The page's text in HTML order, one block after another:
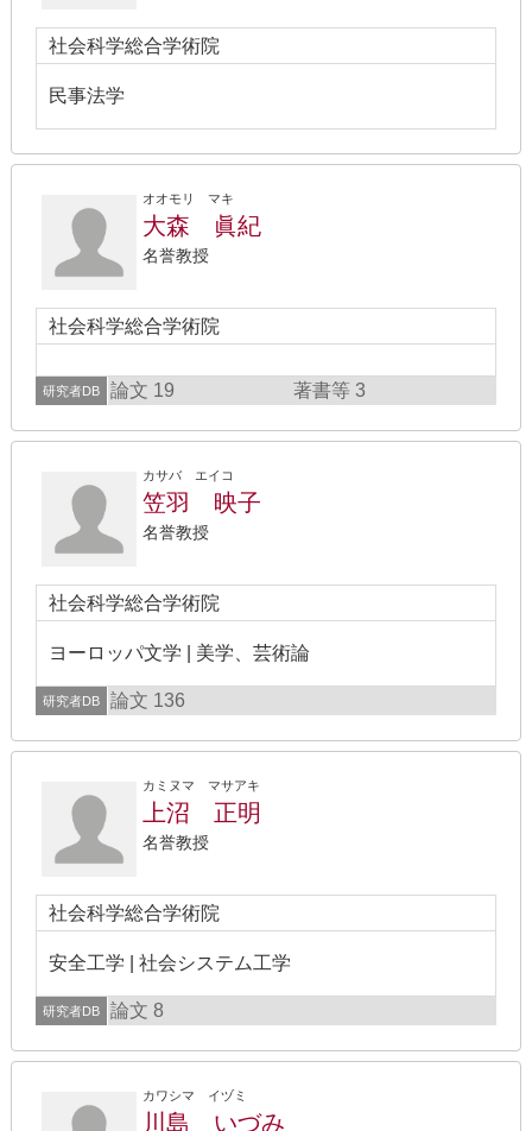
社会科学総合学術院
民事法学
オオモリ マキ
大森 眞紀
名誉教授
社会科学総合学術院
研究者DB 論文 19 著書等 3
カサバ エイコ
笠羽 映子
名誉教授
社会科学総合学術院
ヨーロッパ文学 | 美学、芸術論
研究者DB 論文 136
カミヌマ マサアキ
上沼 正明
名誉教授
社会科学総合学術院
安全工学 | 社会システム工学
研究者DB 論文 8
カワシマ イヅミ
川島 いづみ